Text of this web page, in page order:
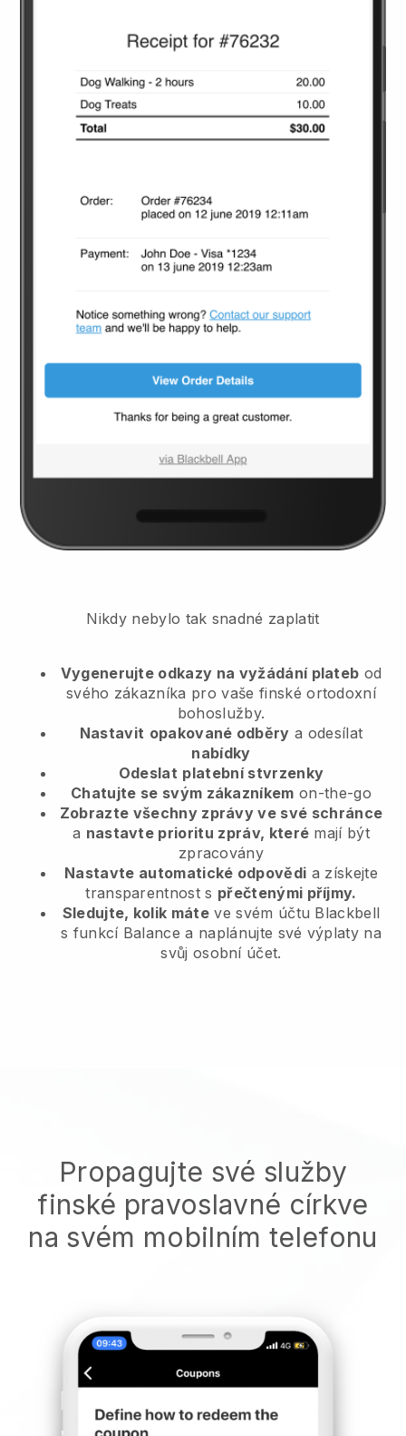
Nikdy nebylo tak snadné zaplatit
Vygenerujte odkazy na vyžádání plateb od
svého zákazníka pro vaše finské ortodoxní
bohoslužby.
Nastavit opakované odběry a odesílat
nabídky
Odeslat platební stvrzenky
Chatujte se svým zákazníkem on-the-go
Zobrazte všechny zprávy ve své schránce
a nastavte prioritu zpráv, které mají být
zpracovány
Nastavte automatické odpovědi a získejte
transparentnost s přečtenými příjmy.
Sledujte, kolik máte ve svém účtu Blackbell
s funkcí Balance a naplánujte své výplaty na
svůj osobní účet.
Propagujte své služby
finské pravoslavné církve
na svém mobilním telefonu